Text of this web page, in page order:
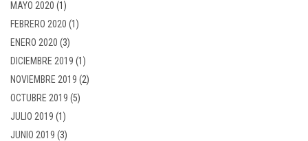
MAYO 2020 (1)
FEBRERO 2020 (1)
ENERO 2020 (3)
DICIEMBRE 2019 (1)
NOVIEMBRE 2019 (2)
OCTUBRE 2019 (5)
JULIO 2019 (1)
JUNIO 2019 (3)